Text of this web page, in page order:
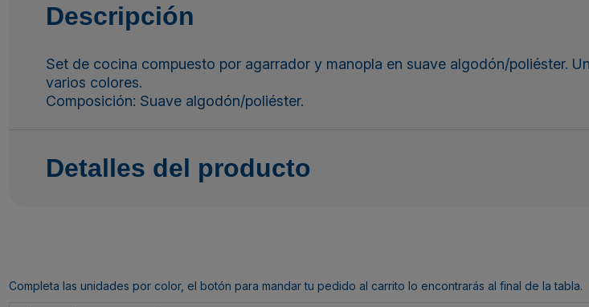
Descripción
Set de cocina compuesto por agarrador y manopla en suave algodón/poliéster.
varios colores.
Composición: Suave algodón/poliéster.
Detalles del producto
Completa las unidades por color, el botón para mandar tu pedido al carrito lo encontrarás al final de la tabla.